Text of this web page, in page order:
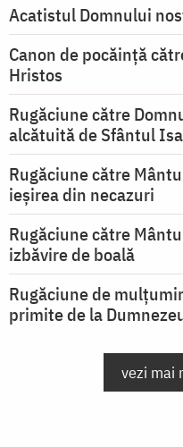
Acatistul Domnului
Canon de pocăință
Hristos
Rugăciune către
alcătuită de Sfântul
Rugăciune către
ieşirea din necazuri
Rugăciune către
izbăvire de boală
Rugăciune de
primite de la
vezi mai